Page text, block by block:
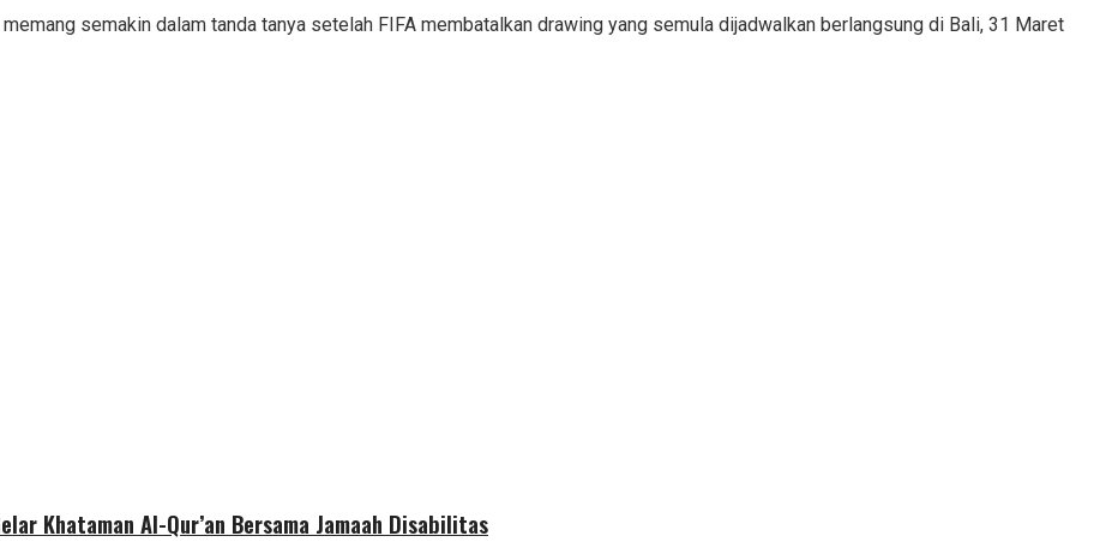
semakin dalam tanda tanya setelah FIFA membatalkan drawing yang semula dijadwalkan berlangsung di Bali, 31 Maret
Khataman Al-Qur’an Bersama Jamaah Disabilitas